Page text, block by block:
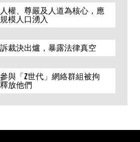
權、尊嚴及人道為核心，應
模人口湧入
裁決出爐，暴露法律真空
與「Z世代」網絡群組被拘
放他們